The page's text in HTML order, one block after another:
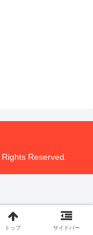
Reserved.
トップ サイドバー